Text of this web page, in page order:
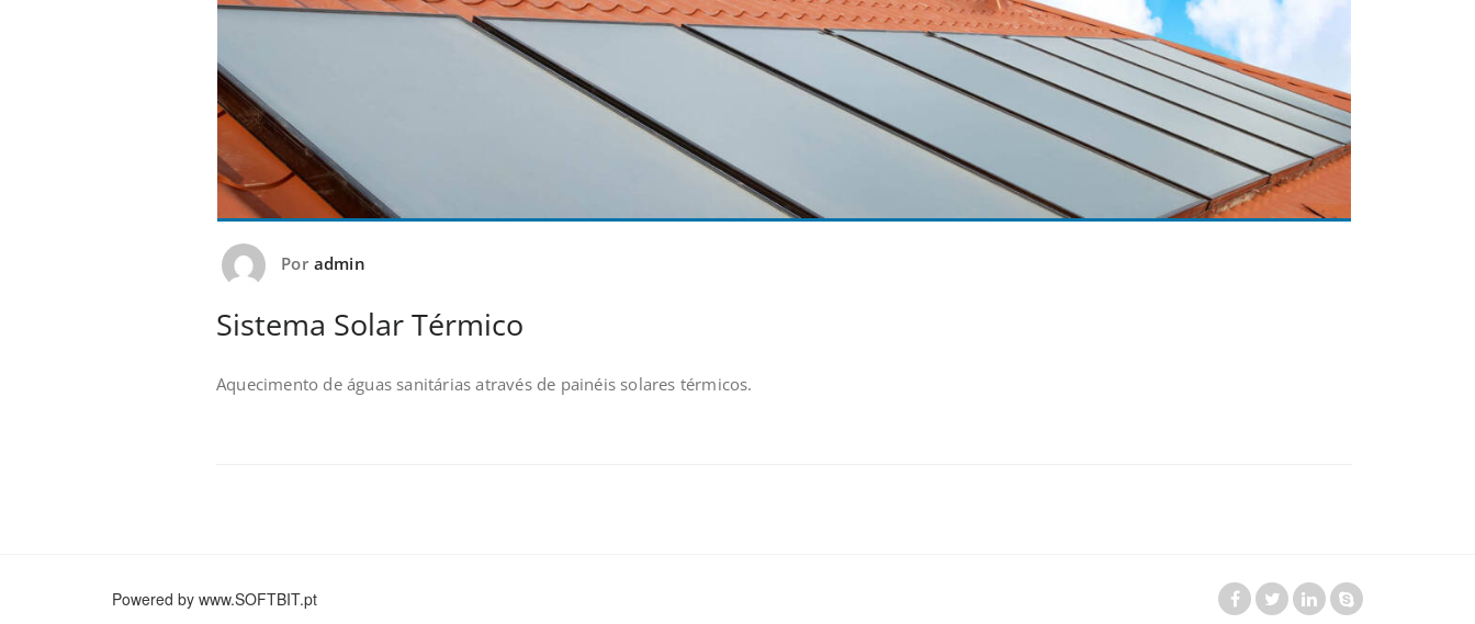
Por admin
Sistema Solar Térmico
Aquecimento de águas sanitárias através de painéis solares térmicos.
Powered by www.SOFTBIT.pt